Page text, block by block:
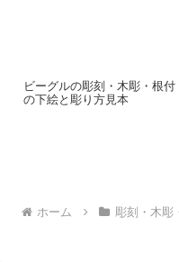
ビーグルの彫刻・木彫・根付
の下絵と彫り方見本
ホーム 彫刻・木彫